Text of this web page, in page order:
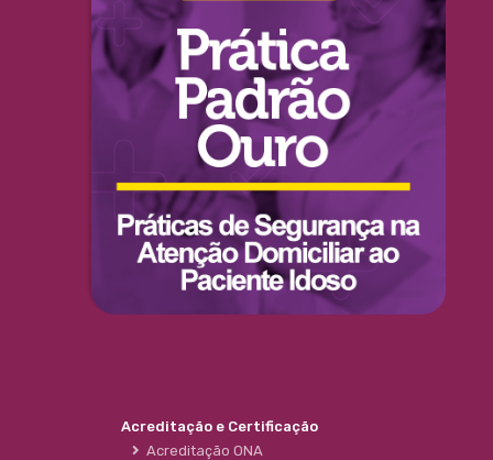
Acreditação e Certificação
Acreditação ONA